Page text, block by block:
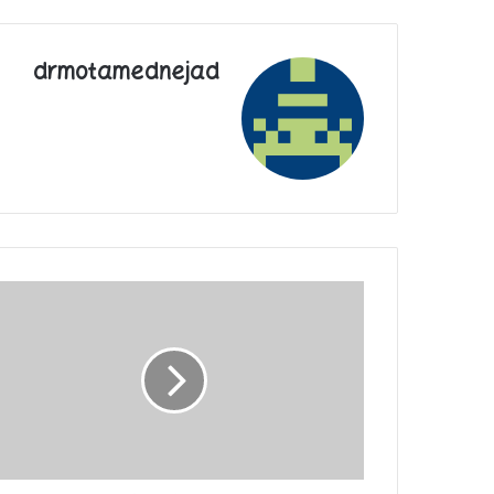
drmotamednejad